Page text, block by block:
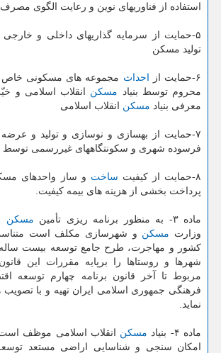
استفاده از فناوریهای نوین و رعایت الگوی
۵-حمایت از سرمایه گذاریهای داخلی و
تولید مسكن
۶-حمایت از احداث مجموعه های مسكونی خاص
محروم توسط بنیاد مسكن انقلاب اسلامی و
معرفی بنیاد مسكن انقلاب اسلامی
۷-حمایت از بهسازی و نوسازی و تولید و عرضه
فرسوده شهری و سكونتگاههای غیررسمی توسط
۸-حمایت از كیفیت ساخت و ساز واحدهای
پرداخت بخشی از هزینه های بیمه كیفیت.
ماده ۳- به منظور برنامه ریزی تأمین مسكن
وزارت مسكن و شهرسازی مكلف است
كشور و مهاجرت، طرح جامع توسعه بیست ساله
شهرها و روستاها را برپایه مقررات این
مربوط تا آخر قانون برنامه چهارم توسعه
فرهنگی جمهوری اسلامی ایران تهیه و با تصویب
نماید.
ماده ۴- بنیاد مسكن انقلاب اسلامی موظف است
امكان سنجی و شناسایی اراضی مستعد توسعه